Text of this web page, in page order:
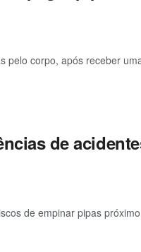
pelo corpo, após receber
de
de empinar pipas